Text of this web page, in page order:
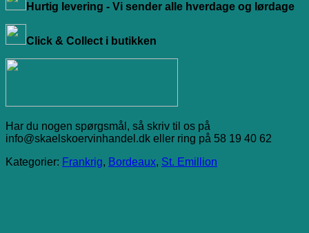
Hurtig levering - Vi sender alle hverdage og lørdage
Click & Collect i butikken
Har du nogen spørgsmål, så skriv til os på
info@skaelskoervinhandel.dk eller ring på 58 19 40 62
Kategorier: Frankrig, Bordeaux, St. Emillion